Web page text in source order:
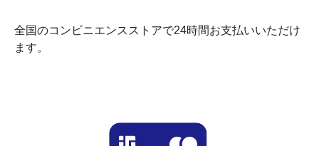
全国のコンビニエンスストアで24時間お支払いいただけ
ます。